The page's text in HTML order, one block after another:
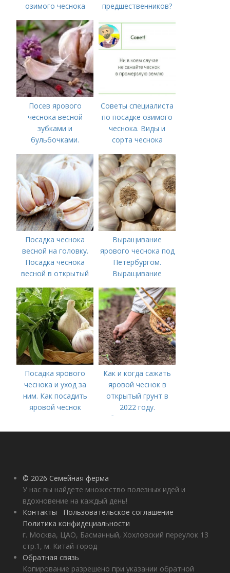
озимого чеснока
предшественников?
Посев ярового
чеснока весной
зубками и
бульбочками.
посадки озимого
чеснока
Советы специалиста
по посадке озимого
чеснока. Виды и
сорта чеснока
Посадка чеснока
весной на головку.
Посадка чеснока
весной в открытый
Выращивание
ярового чеснока под
Петербургом.
Выращивание
важных моментов
Посадка ярового
чеснока и уход за
ним. Как посадить
яровой чеснок
Как и когда сажать
яровой чеснок в
открытый грунт в
2022 году.
Добавление статьи в
новую подборку
© 2026 Семейная ферма
У нас вы найдете множество полезных идей и
вдохновение на каждый день!
Контакты
Пользовательское соглашение
Политика конфидециальности
г. Москва, ЦАО, Басманный, Хохловский переулок 13
стр.1, м. Китай-город
Обратная связь
Копирование разрешено при указании обратной